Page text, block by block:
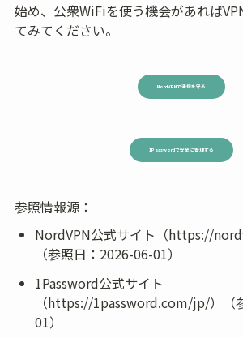
始め、公衆WiFiを使う機会があれば
てみてください。
NordVPNで通信を守る
1Passwordで安全に管理する
参照情報源：
NordVPN公式サイト（https://
（参照日：2026-06-01）
1Password公式サイト
（https://1password.com/jp/）（
01）